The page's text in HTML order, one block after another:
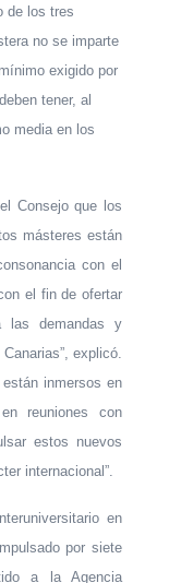
de los tres
no se imparte
exigido por
tener, al
media en los
Consejo que los
másteres están
con el
el fin de ofertar
las demandas y
explicó.
inmersos en
reuniones con
estos nuevos
internacional”.
en
por siete
a la Agencia